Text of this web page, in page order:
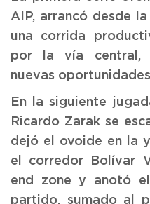
AIP, arrancó desde
una corrida
por la vía central,
nuevas
En la siguiente
Ricardo Zarak se
dejó el ovoide en la
el corredor Bolívar
end zone y anotó
partido, sumado al